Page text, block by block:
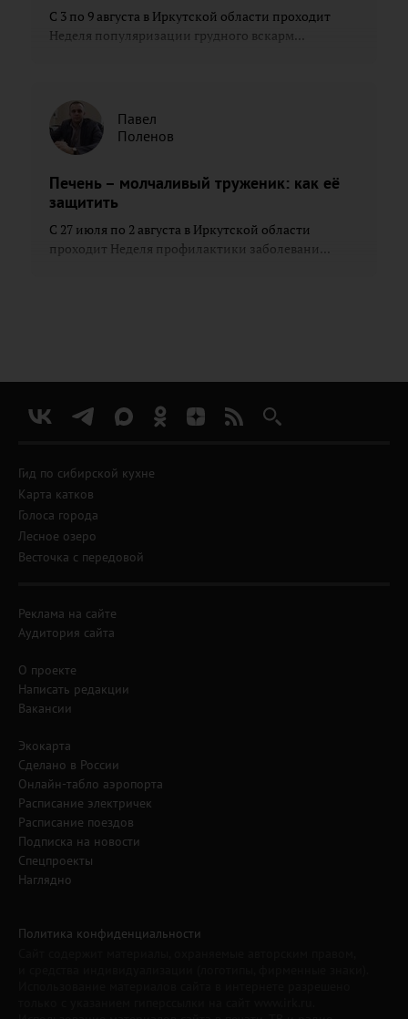
С 3 по 9 августа в Иркутской области проходит
Неделя популяризации грудного вскарм...
Павел
Поленов
Печень – молчаливый труженик: как её
защитить
С 27 июля по 2 августа в Иркутской области
проходит Неделя профилактики заболевани...
Гид по сибирской кухне
Карта катков
Голоса города
Лесное озеро
Весточка с передовой
Реклама на сайте
Аудитория сайта
О проекте
Написать редакции
Вакансии
Экокарта
Сделано в России
Онлайн-табло аэропорта
Расписание электричек
Расписание поездов
Подписка на новости
Спецпроекты
Наглядно
Политика конфиденциальности